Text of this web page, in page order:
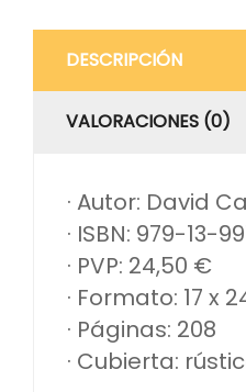
DESCRIPCIÓN
VALORACIONES (0)
· Autor: David
· ISBN: 979-13-
· PVP: 24,50 €
· Formato: 17 x
· Páginas: 208
· Cubierta: